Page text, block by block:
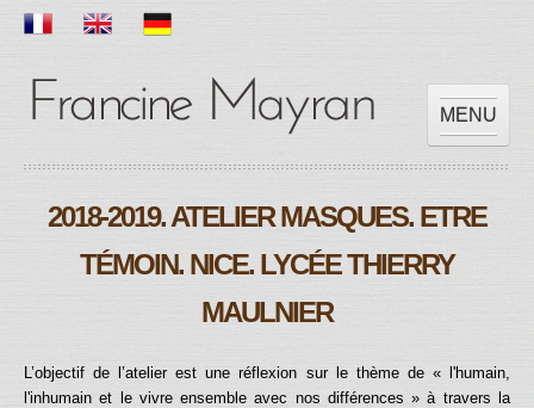
MENU
OEUVRES
EXPOSITIONS
PRESSES
CONTACT
2018-2019. ATELIER MASQUES. ETRE
TÉMOIN. NICE. LYCÉE THIERRY
MAULNIER
L’objectif de l’atelier est une réflexion sur le thème de « l'humain,
l'inhumain et le vivre ensemble avec nos différences » à travers la